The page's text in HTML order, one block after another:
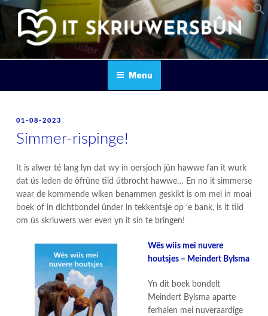
Skip
content
IT SKRIUWERSBOUN
Menu
POSTED
01-08-2023
Simmer-rispinge!
It is alwer té lang lyn dat wy in oersjoch jûn hawwe fan it wurk
dat ús leden de ôfrûne tiid útbrocht hawwe… En no it simmerse
waar de kommende wiken benammen geskikt is om mei in moai
boek of in dichtbondel ûnder in tekkentsje op ‘e bank, is it tiid
om ús skriuwers wer even yn it sin te bringen!
Wês wiis mei nuvere
houtsjes – Meindert Bylsma
Yn dit boek bondelt
Meindert Bylsma aparte
ferhalen mei nuveraardige